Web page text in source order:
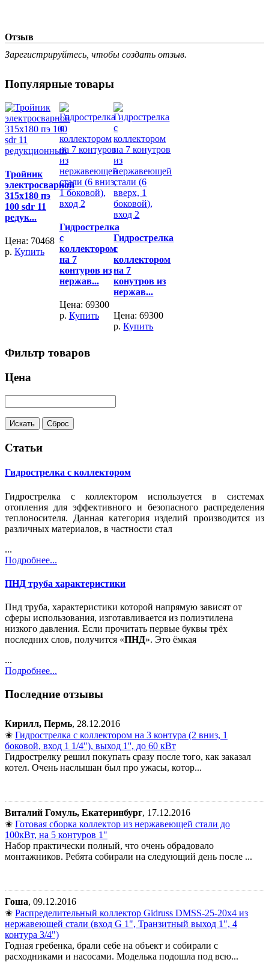
Отзыв
Зарегистрируйтесь, чтобы создать отзыв.
Популярные товары
Тройник
электросварной
315х180 пэ
100 sdr 11
редук...
Цена: 70468
р. Купить
Гидрострелка
с
коллектором
на 7
контуров из
нержав...
Цена: 69300
р. Купить
Гидрострелка
с
коллектором
на 7
конутров из
нержав...
Цена: 69300
р. Купить
Фильтр товаров
Цена
Статьи
Гидрострелка с коллектором
Гидрострелка с коллектором используется в системах
отопления для эффективного и безопасного распределения
теплоносителя. Данная категория изделий производится из
различных материалов, в частности стал
...
Подробнее...
ПНД труба характеристики
Пнд труба, характеристики которой напрямую зависят от
сферы использования, изготавливается из полиэтилена
низкого давления. Если прочитать первые буквы трёх
последних слов, получится «ПНД». Это ёмкая
...
Подробнее...
Последние отзывы
Кирилл, Пермь, 28.12.2016
✬ Гидрострелка с коллектором на 3 контура (2 вниз, 1
боковой, вход 1 1/4"), выход 1'', до 60 кВт
Гидрострелку решил покупать сразу после того, как заказал
котел. Очень наслышан был про ужасы, котор...
Виталий Гомуль, Екатеринбург, 17.12.2016
✬ Готовая сборка коллектор из нержавеющей стали до
100кВт, на 5 контуров 1"
Набор практически полный, что очень обрадовало
монтажников. Ребята собирали на следующий день после ...
Гоша, 09.12.2016
✬ Распределительный коллектор Gidruss DMSS-25-20x4 из
нержавеющей стали (вход G 1", Транзитный выход 1", 4
контура 3/4")
Годная гребенка, брали себе на объект и собирали с
расходниками и насосами. Моделька подошла под всю...